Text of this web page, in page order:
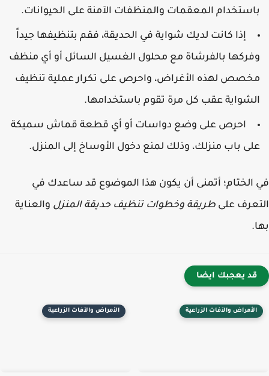
المعقمات والمنظفات الآمنة على الحيوانات.
إذا كانت لديك شواية في الحديقة، فقم بتنظيفها جيداً
بالفرشاة مع محلول الغسيل السائل أو أي منظف
لهذه الأغراض، واحرص على تكرار عملية تنظيف
عقب كل مرة تقوم باستخدامها.
احرص على وضع دواسات أو أي قطعة قماش سميكة
باب منزلك، وذلك لمنع دخول الأوساخ إلى المنزل.
الختام؛ أتمنى أن يكون هذا الموضوع قد ساعدك في
علىطريقة وخطوات تنظيف حديقة المنزلوالعناية
قد يعجبك ايضا
الأمراض والآفات الزراعية الأمراض والآفات الزراعية